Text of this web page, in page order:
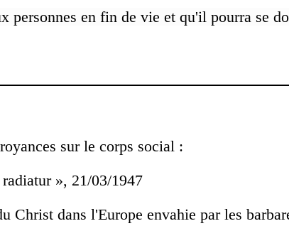
personnes en fin de vie et qu'il pourra se
sur le corps social :
», 21/03/1947
Christ dans l'Europe envahie par les